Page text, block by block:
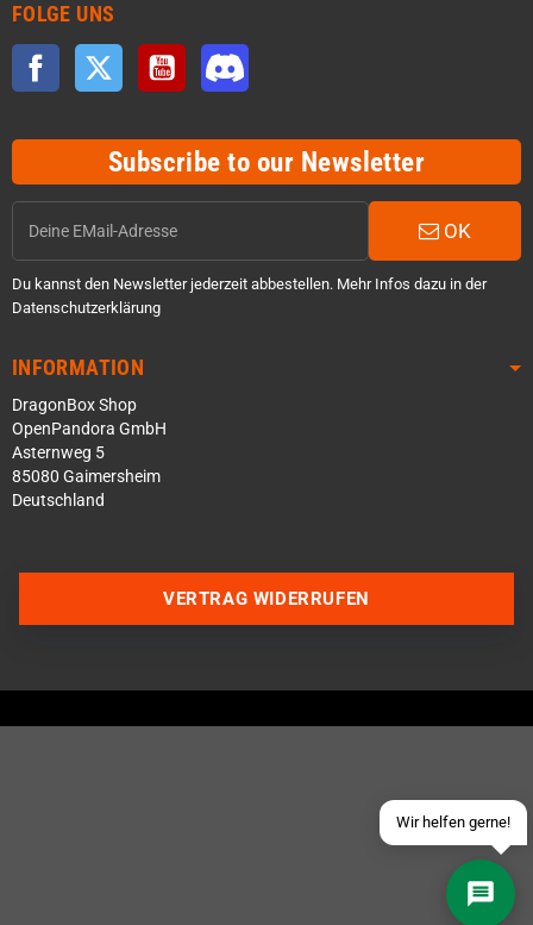
FOLGE UNS
Facebook Twitter YouTube
Subscribe to our Newsletter
OK
Du kannst den Newsletter jederzeit abbestellen. Mehr Infos dazu in der
Datenschutzerklärung
INFORMATION
DragonBox Shop
OpenPandora GmbH
Asternweg 5
85080 Gaimersheim
Deutschland
Wir helfen gerne!
Über WhatsApp schreiben
Schick uns eine eMail
VERTRAG WIDERRUFEN